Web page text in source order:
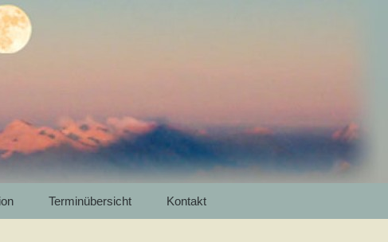
Yoga
Meditation in
Terminübersicht Kontakt